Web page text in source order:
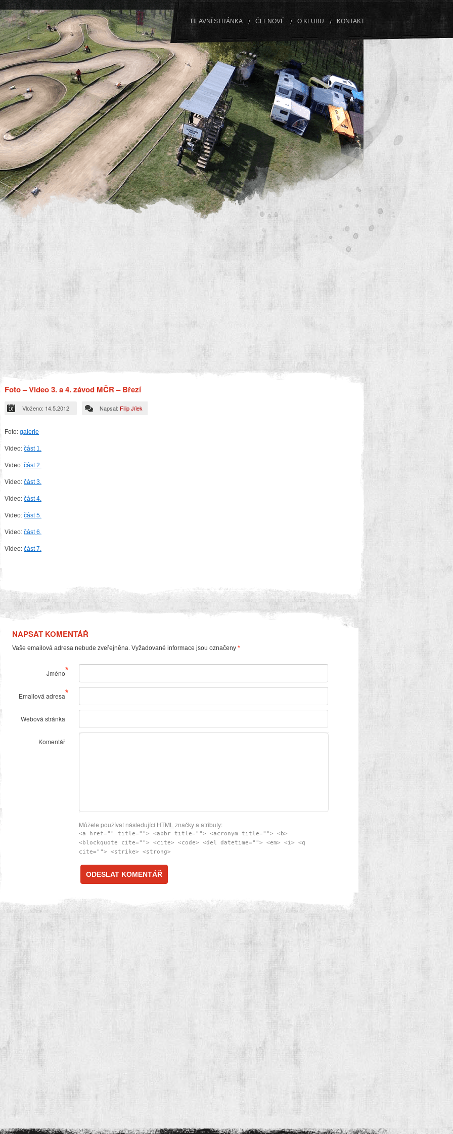
HLAVNÍ STRÁNKA ČLENOVÉ O KLUBU KONTAKT
Foto – Video 3. a 4. závod MČR – Březí
Vloženo: 14.5.2012 Napsal: Filip Jílek
Foto: galerie
Video: část 1.
Video: část 2.
Video: část 3.
Video: část 4.
Video: část 5.
Video: část 6.
Video: část 7.
NAPSAT KOMENTÁŘ
Vaše emailová adresa nebude zveřejněna. Vyžadované informace jsou označeny *
Jméno*
Emailová adresa*
Webová stránka
Komentář
Můžete používat následujícíHTML značky a atributy:
<a href="" title=""> <abbr title=""> <acronym title=""> <b>
<blockquote cite=""> <cite> <code> <del datetime=""> <em> <i> <q
cite=""> <strike> <strong>